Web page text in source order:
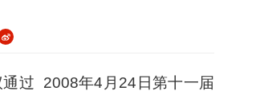
通过 2008年4月24日第十一届